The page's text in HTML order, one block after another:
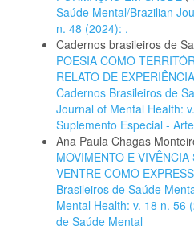
Saúde Mental/Brazilian
n. 48 (2024): .
Cadernos brasileiros de
POESIA COMO
RELATO DE
Cadernos Brasileiros de
Journal of Mental Health:
Suplemento Especial -
Ana Paula Chagas
MOVIMENTO E
VENTRE COMO
Brasileiros de Saúde
Mental Health: v. 18 n. 56
de Saúde Mental